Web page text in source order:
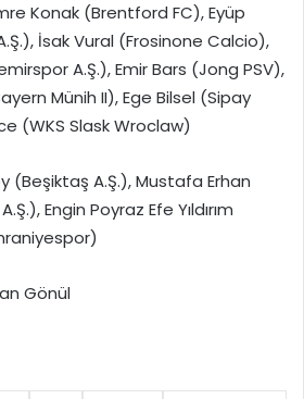
Konak (Brentford FC), Eyüp
İsak Vural (Frosinone Calcio),
A.Ş.), Emir Bars (Jong PSV),
Münih II), Ege Bilsel (Sipay
(WKS Slask Wroclaw)
(Beşiktaş A.Ş.), Mustafa Erhan
Engin Poyraz Efe Yıldırım
Gönül